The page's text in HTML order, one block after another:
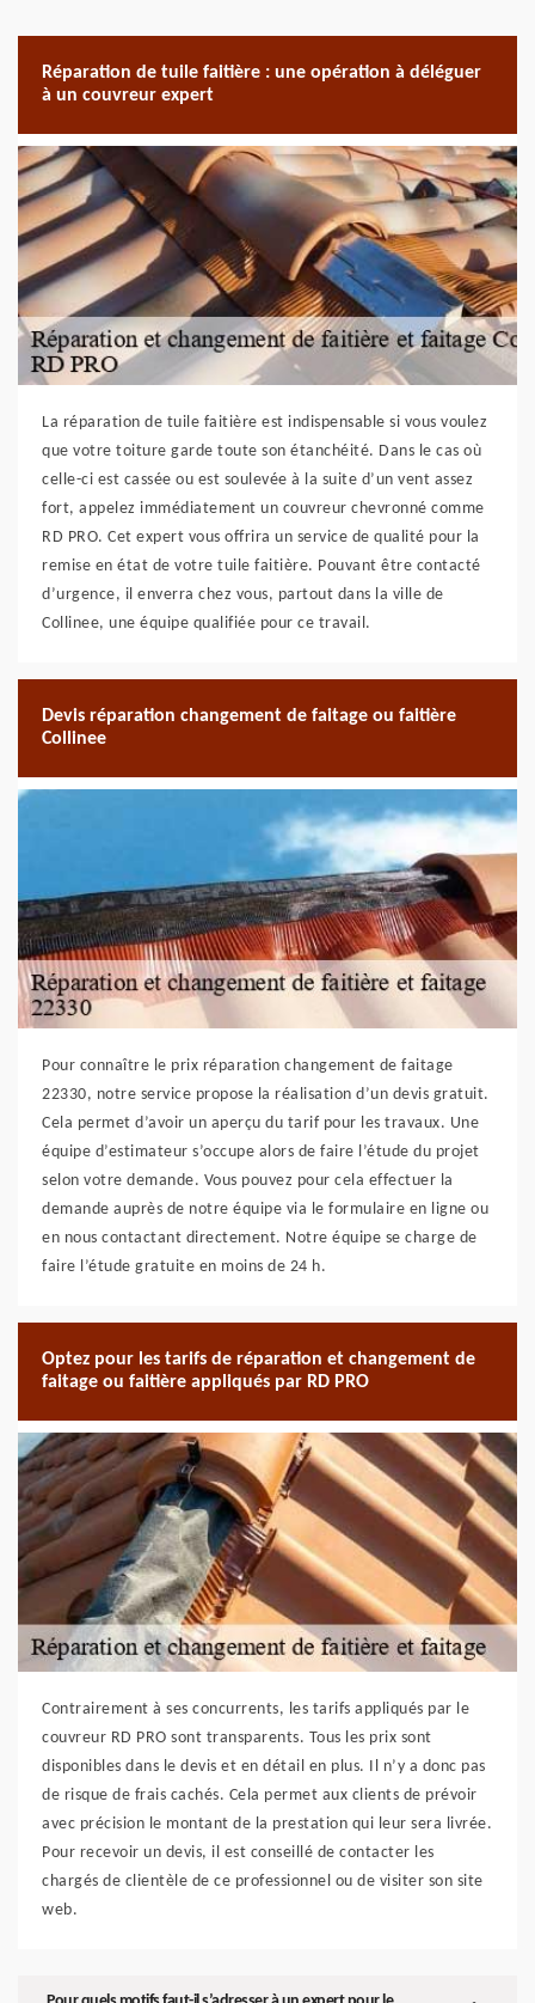
Réparation de tuile faitière : une opération à déléguer
à un couvreur expert
La réparation de tuile faitière est indispensable si vous voulez
que votre toiture garde toute son étanchéité. Dans le cas où
celle-ci est cassée ou est soulevée à la suite d’un vent assez
fort, appelez immédiatement un couvreur chevronné comme
RD PRO. Cet expert vous offrira un service de qualité pour la
remise en état de votre tuile faitière. Pouvant être contacté
d’urgence, il enverra chez vous, partout dans la ville de
Collinee, une équipe qualifiée pour ce travail.
Devis réparation changement de faitage ou faitière
Collinee
Pour connaître le prix réparation changement de faitage
22330, notre service propose la réalisation d’un devis gratuit.
Cela permet d’avoir un aperçu du tarif pour les travaux. Une
équipe d’estimateur s’occupe alors de faire l’étude du projet
selon votre demande. Vous pouvez pour cela effectuer la
demande auprès de notre équipe via le formulaire en ligne ou
en nous contactant directement. Notre équipe se charge de
faire l’étude gratuite en moins de 24 h.
Optez pour les tarifs de réparation et changement de
faitage ou faitière appliqués par RD PRO
Contrairement à ses concurrents, les tarifs appliqués par le
couvreur RD PRO sont transparents. Tous les prix sont
disponibles dans le devis et en détail en plus. Il n’y a donc pas
de risque de frais cachés. Cela permet aux clients de prévoir
avec précision le montant de la prestation qui leur sera livrée.
Pour recevoir un devis, il est conseillé de contacter les
chargés de clientèle de ce professionnel ou de visiter son site
web.